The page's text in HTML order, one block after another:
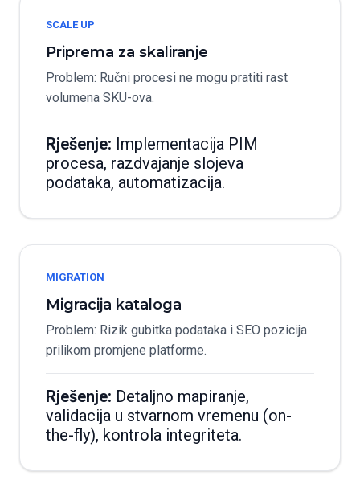
SCALE UP
Priprema za skaliranje
Problem: Ručni procesi ne mogu pratiti rast
volumena SKU-ova.
Rješenje: Implementacija PIM
procesa, razdvajanje slojeva
podataka, automatizacija.
MIGRATION
Migracija kataloga
Problem: Rizik gubitka podataka i SEO pozicija
prilikom promjene platforme.
Rješenje: Detaljno mapiranje,
validacija u stvarnom vremenu (on-
the-fly), kontrola integriteta.